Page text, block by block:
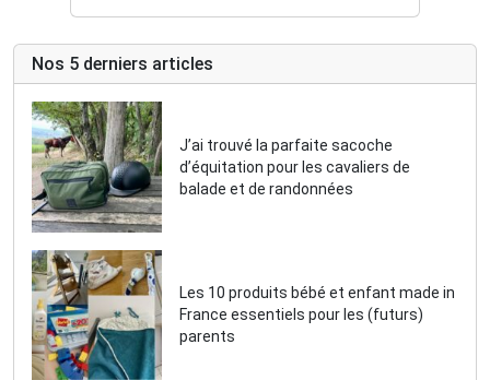
Nos 5 derniers articles
J’ai trouvé la parfaite sacoche
d’équitation pour les cavaliers de
balade et de randonnées
Les 10 produits bébé et enfant made in
France essentiels pour les (futurs)
parents